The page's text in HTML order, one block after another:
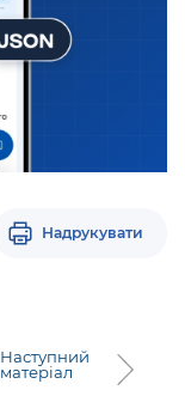
Надрукувати
Наступний
матеріал